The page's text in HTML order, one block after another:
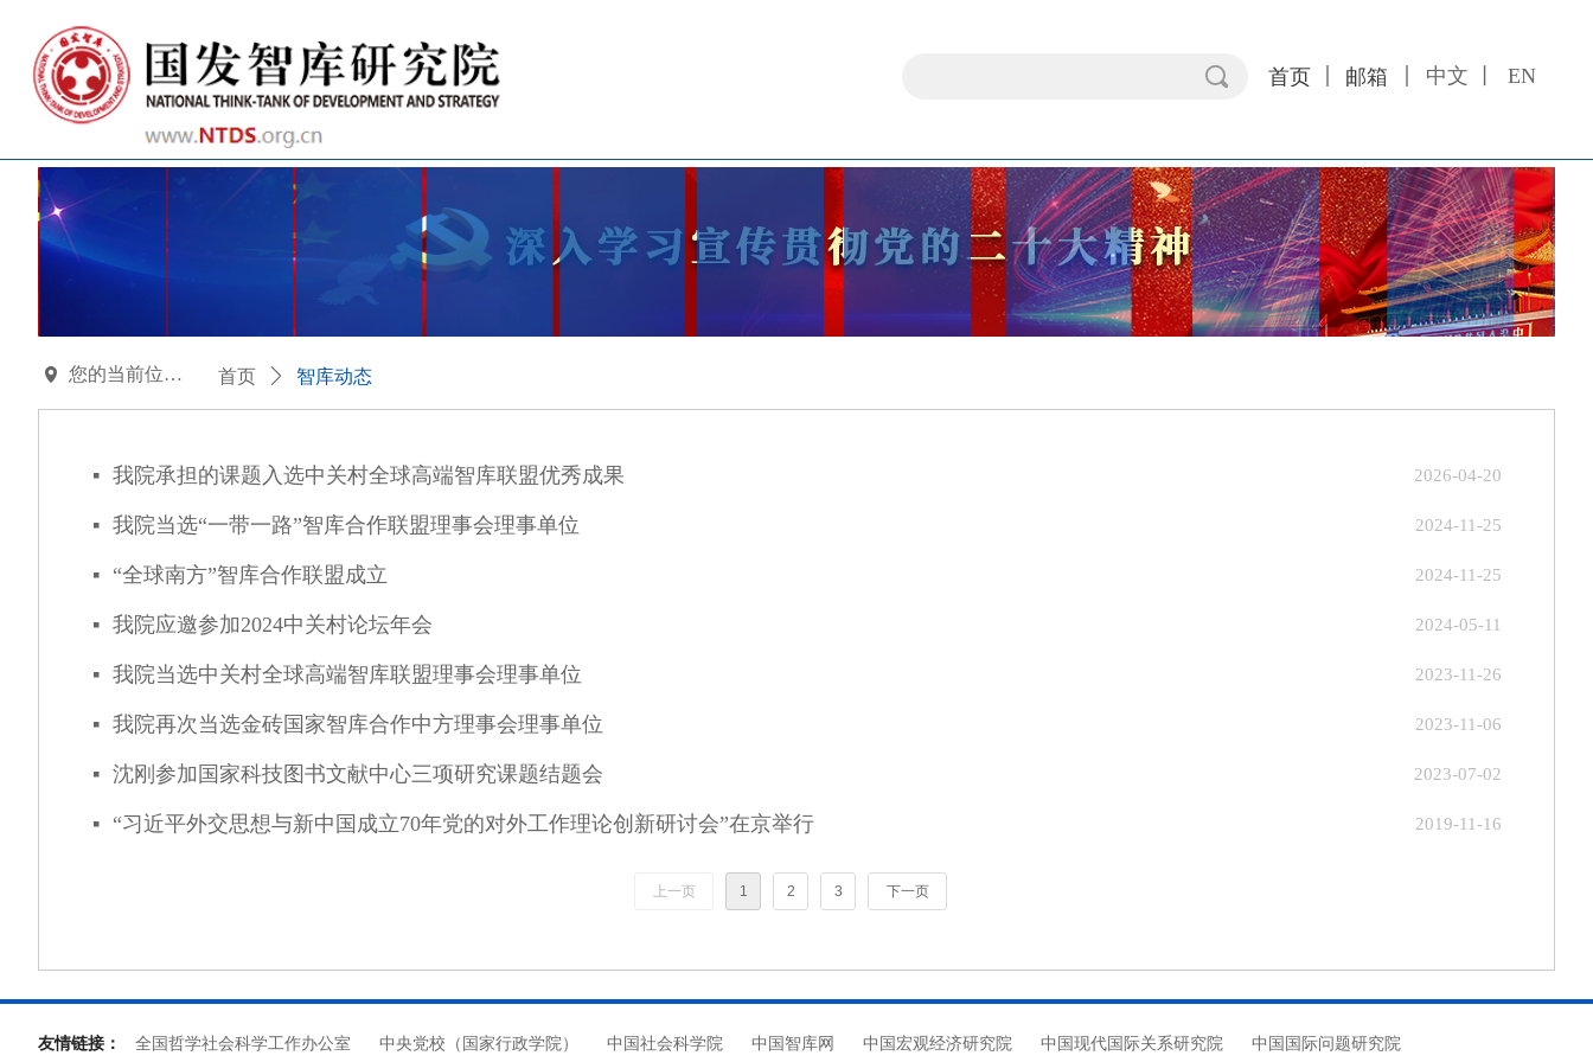
끠 中文 丨 EN
首页 邮箱
2026-04-20
넷 我院承担的课题入选中关村全球高端智库联盟优秀成果
2024-11-25
넷 我院当选“一带一路”智库合作联盟理事会理事单位
2024-11-25
넷 “全球南方”智库合作联盟成立
2024-05-11
넷 我院应邀参加2024中关村论坛年会
2023-11-26
넷 我院当选中关村全球高端智库联盟理事会理事单位
2023-11-06
넷 我院再次当选金砖国家智库合作中方理事会理事单位
2023-07-02
넷 沈刚参加国家科技图书文献中心三项研究课题结题会
2019-11-16
넷 “习近平外交思想与新中国成立70年党的对外工作理论创新研讨会”在京举行
上一页 1 2 3 下一页
首页 ꄲ 智库动态
넹 您的当前位置：
友情链接： 全国哲学社会科学工作办公室 中央党校（国家行政学院） 中国社会科学院 中国智库网 中国宏观经济研究院 中国现代国际关系研究院 中国国际问题研究院